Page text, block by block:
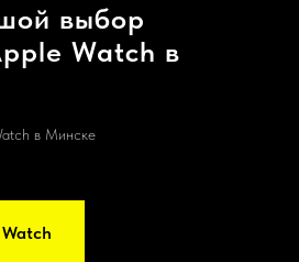
выбор
Watch в
в Минске